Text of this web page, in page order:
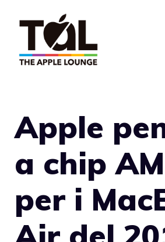
contenuto
Apple
a chip
per i